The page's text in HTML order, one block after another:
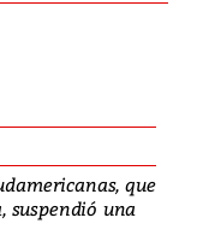
que
suspendió una